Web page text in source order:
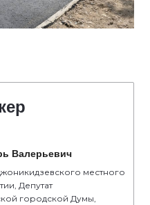
Валерьевич
местного
Депутат
городской Думы,